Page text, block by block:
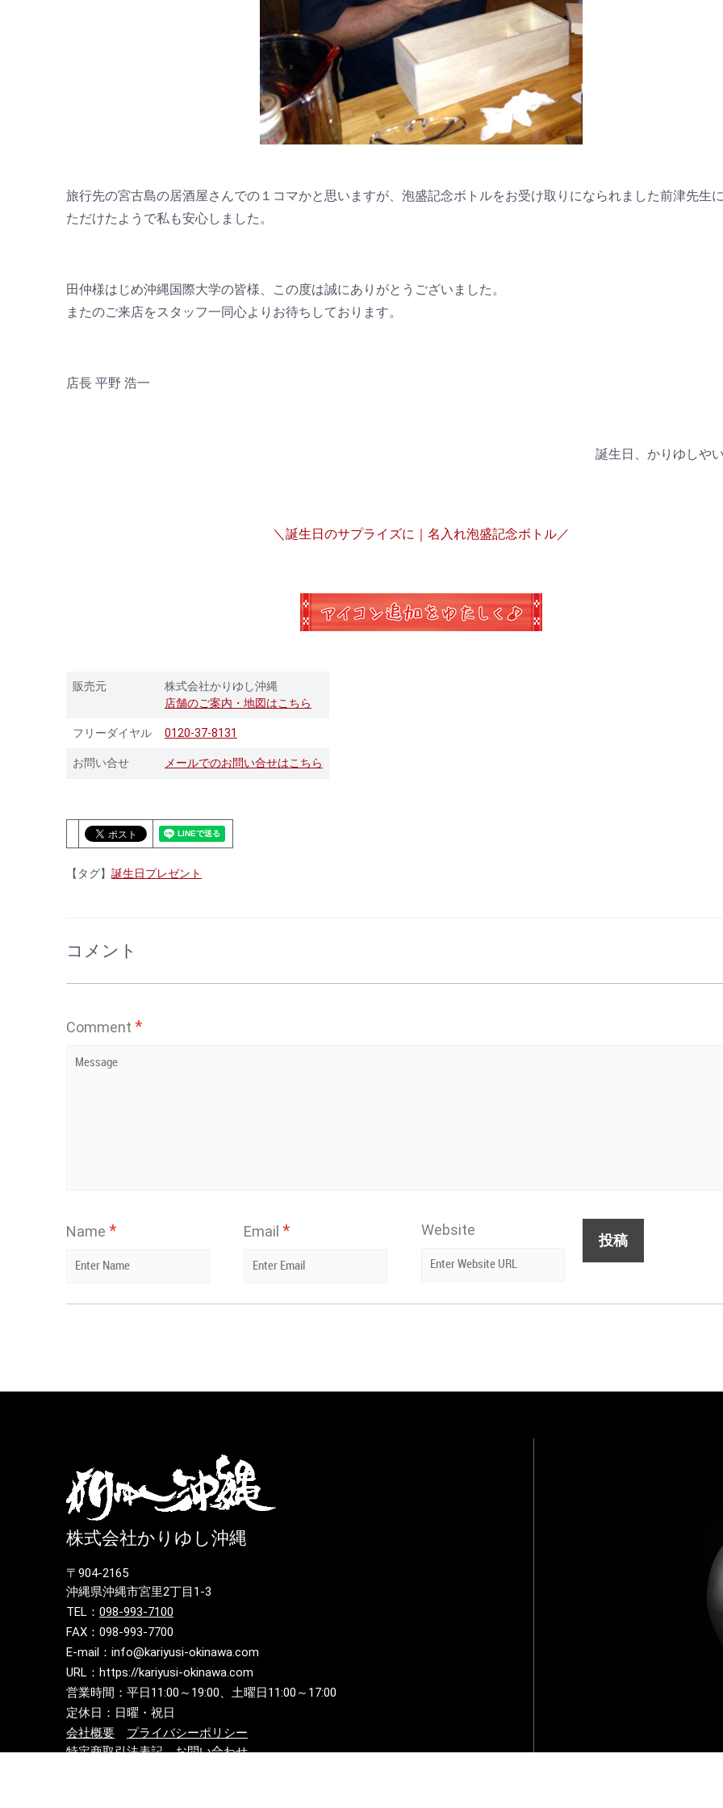
旅行先の宮古島の居酒屋さんでの１コマかと思いますが、泡盛記念ボトルをお受け取りになられました前津先生
ただけたようで私も安心しました。
田仲様はじめ沖縄国際大学の皆様、この度は誠にありがとうございました。
またのご来店をスタッフ一同心よりお待ちしております。
店長 平野 浩一
誕生日、かりゆしや
＼誕生日のサプライズに｜名入れ泡盛記念ボトル／
販売元
株式会社かりゆし沖縄
店舗のご案内・地図はこちら
フリーダイヤル 0120-37-8131
お問い合せ メールでのお問い合せはこちら
【タグ】 誕生日プレゼント
コメント
Comment *
Name * Email * Website
株式会社かりゆし沖縄
〒904-2165
沖縄県沖縄市宮里2丁目1-3
TEL： 098-993-7100
FAX：098-993-7700
E-mail：info@kariyusi-okinawa.com
URL：https://kariyusi-okinawa.com
営業時間：平日11:00～19:00、土曜日11:00～17:00
定休日：日曜・祝日
会社概要
プライバシーポリシー
特定商取引法表記
お問い合わせ